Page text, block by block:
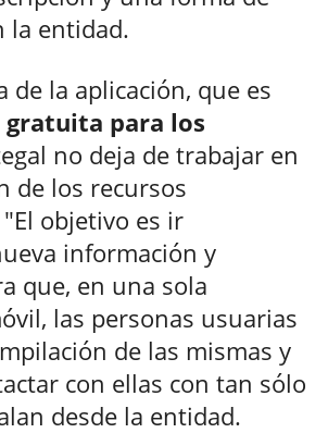
la entidad.
de la aplicación, que es
para los
no deja de trabajar en
de los recursos
objetivo es ir
información y
que, en una sola
las personas usuarias
de las mismas y
con ellas con tan sólo
desde la entidad.